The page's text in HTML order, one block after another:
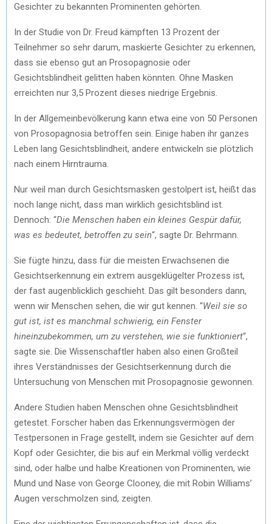
Gesichter zu bekannten Prominenten gehörten.
In der Studie von Dr. Freud kämpften 13 Prozent der
Teilnehmer so sehr darum, maskierte Gesichter zu erkennen,
dass sie ebenso gut an Prosopagnosie oder
Gesichtsblindheit gelitten haben könnten. Ohne Masken
erreichten nur 3,5 Prozent dieses niedrige Ergebnis.
In der Allgemeinbevölkerung kann etwa eine von 50 Personen
von Prosopagnosia betroffen sein. Einige haben ihr ganzes
Leben lang Gesichtsblindheit, andere entwickeln sie plötzlich
nach einem Hirntrauma.
Nur weil man durch Gesichtsmasken gestolpert ist, heißt das
noch lange nicht, dass man wirklich gesichtsblind ist.
Dennoch: “Die Menschen haben ein kleines Gespür dafür,
was es bedeutet, betroffen zu sein“, sagte Dr. Behrmann.
Sie fügte hinzu, dass für die meisten Erwachsenen die
Gesichtserkennung ein extrem ausgeklügelter Prozess ist,
der fast augenblicklich geschieht. Das gilt besonders dann,
wenn wir Menschen sehen, die wir gut kennen. “Weil sie so
gut ist, ist es manchmal schwierig, ein Fenster
hineinzubekommen, um zu verstehen, wie sie funktioniert“,
sagte sie. Die Wissenschaftler haben also einen Großteil
ihres Verständnisses der Gesichtserkennung durch die
Untersuchung von Menschen mit Prosopagnosie gewonnen.
Andere Studien haben Menschen ohne Gesichtsblindheit
getestet. Forscher haben das Erkennungsvermögen der
Testpersonen in Frage gestellt, indem sie Gesichter auf dem
Kopf oder Gesichter, die bis auf ein Merkmal völlig verdeckt
sind, oder halbe und halbe Kreationen von Prominenten, wie
Mund und Nase von George Clooney, die mit Robin Williams’
Augen verschmolzen sind, zeigten.